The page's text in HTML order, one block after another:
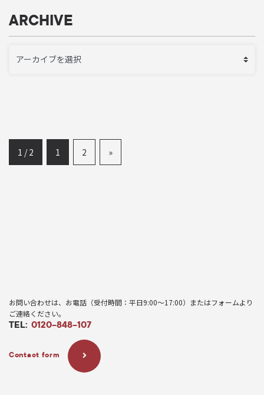
ARCHIVE
1 / 2 1 2 »
お問い合わせは、お電話（受付時間：平日9:00〜17:00）またはフォームより
ご連絡ください。
TEL: 0120-848-107
Contact form